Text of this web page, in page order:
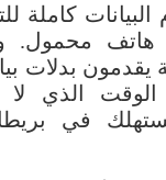
كاملة
محمول.
بدلات
الذي لا